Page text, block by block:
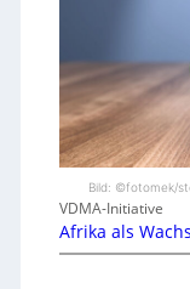
Bild: ©fotomek/
VDMA-Initiative
Afrika als